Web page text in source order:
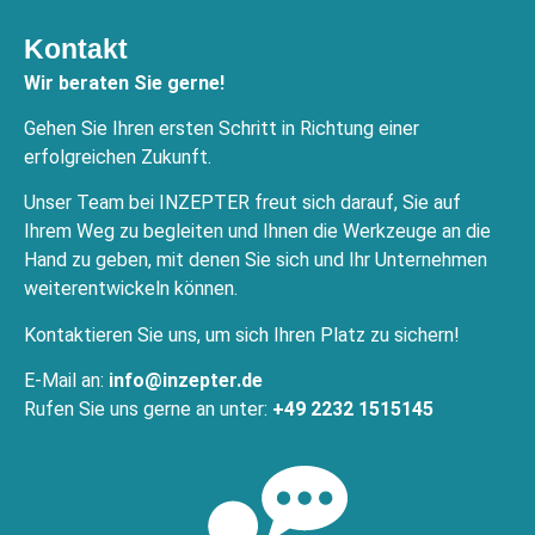
Kontakt
Wir beraten Sie gerne!
Gehen Sie Ihren ersten Schritt in Richtung einer
erfolgreichen Zukunft.
Unser Team bei INZEPTER freut sich darauf, Sie auf
Ihrem Weg zu begleiten und Ihnen die Werkzeuge an die
Hand zu geben, mit denen Sie sich und Ihr Unternehmen
weiterentwickeln können.
Kontaktieren Sie uns, um sich Ihren Platz zu sichern!
E-Mail an: info@inzepter.de
Rufen Sie uns gerne an unter: +49 2232 1515145